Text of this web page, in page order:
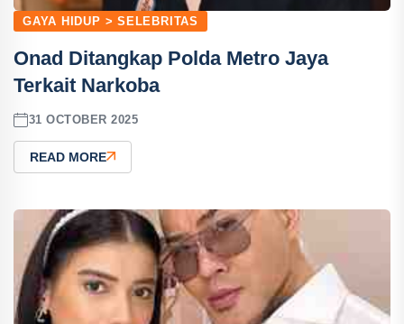
GAYA HIDUP > SELEBRITAS
Onad Ditangkap Polda Metro Jaya
Terkait Narkoba
31 OCTOBER 2025
READ MORE